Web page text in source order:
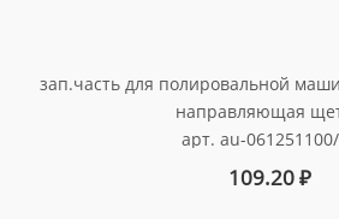
зап.часть для полировальной
направляющая
арт. au-
109.20₽